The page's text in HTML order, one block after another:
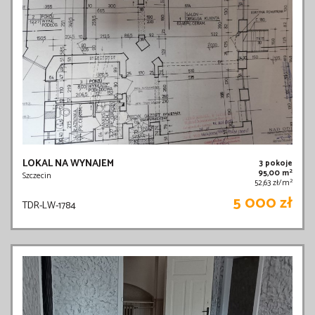
LOKAL NA WYNAJEM
Szczecin
3 pokoje
95,00 m2
52,63 zł/m2
TDR-LW-1784 5 000 zł